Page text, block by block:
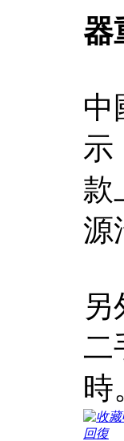
器
中
示
款
源
二
時
回復